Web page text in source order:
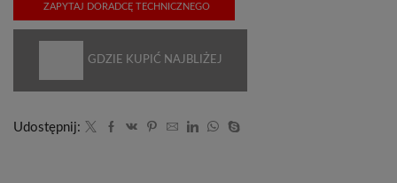
ZAPYTAJ DORADCĘ TECHNICZNEGO
GDZIE KUPIĆ NAJBLIŻEJ
Udostępnij: